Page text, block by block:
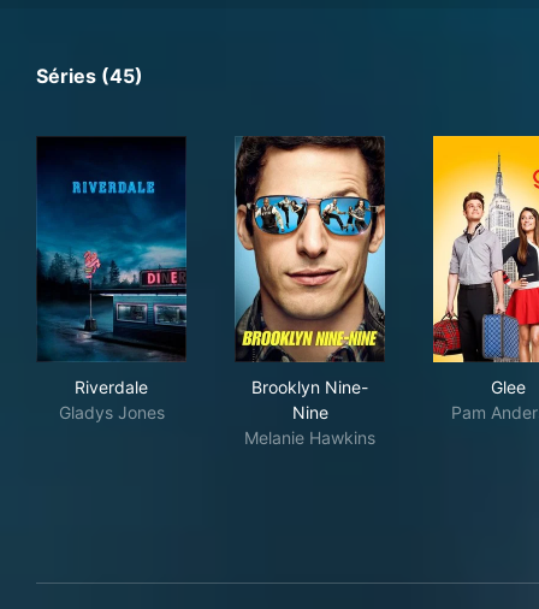
Séries (45)
Riverdale
Gladys Jones
Brooklyn Nine-
Nine
Melanie Hawkins
Glee
Pam